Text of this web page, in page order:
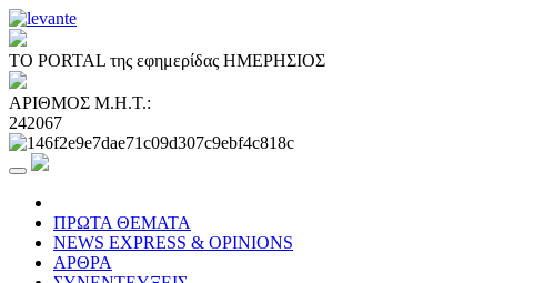
ΤΟ PORTAL της εφημερίδας ΗΜΕΡΗΣΙΟΣ
ΑΡΙΘΜΟΣ Μ.Η.Τ.:
242067
ΠΡΩΤΑ ΘΕΜΑΤΑ
NEWS EXPRESS & OPINIONS
ΑΡΘΡΑ